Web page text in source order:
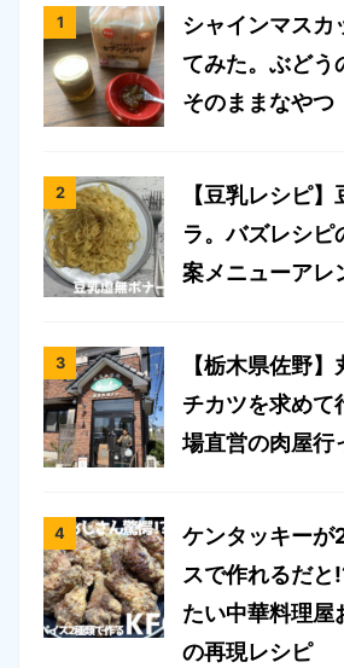
シャインマスカ
てみた。ぶどう
そのままなやつ
【豆乳レシピ
ラ。バズレシピ
案メニューアレ
【栃木県佐野
チカツを求めて
場直営の肉屋行
ケンタッキーが
スで作れるだと
たい中華料理屋
の再現レシピ